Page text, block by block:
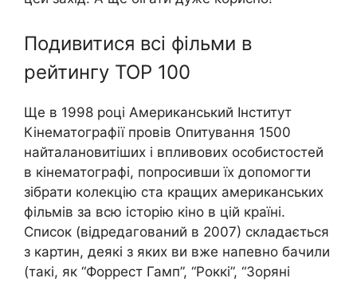
Подивитися всі фільми в
рейтингу TOP 100
Ще в 1998 році Американський Інститут
Кінематографії провів Опитування 1500
найталановитіших і впливових особистостей
в кінематографі, попросивши їх допомогти
зібрати колекцію ста кращих американських
фільмів за всю історію кіно в цій країні.
Список (відредагований в 2007) складається
з картин, деякі з яких ви вже напевно бачили
(такі, як “Форрест Гамп”, “Роккі”, “Зоряні